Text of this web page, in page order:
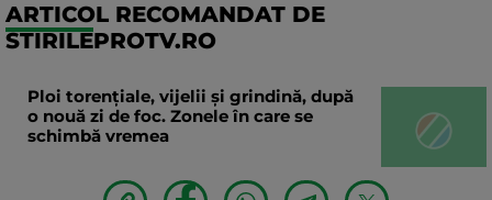
ARTICOL RECOMANDAT DE
STIRILEPROTV.RO
Ploi torențiale, vijelii și grindină, după
o nouă zi de foc. Zonele în care se
schimbă vremea